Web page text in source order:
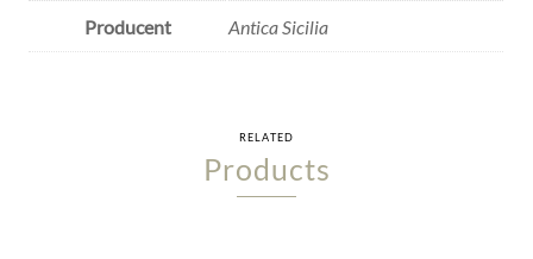
Producent Antica Sicilia
RELATED
Products